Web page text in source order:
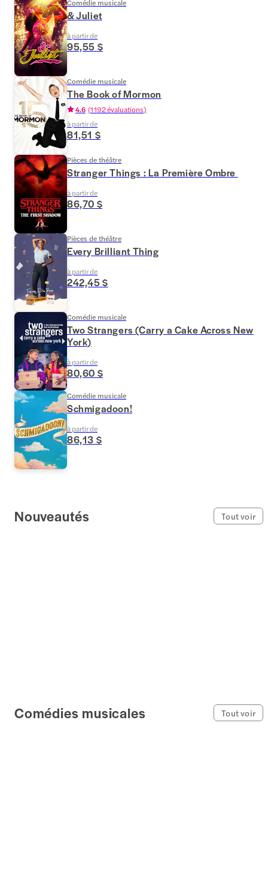
Comédie musicale
& Juliet
à partir de
95,55 $
Comédie musicale
The Book of Mormon
4.6 (1 192 évaluations)
à partir de
81,51 $
Pièces de théâtre
Stranger Things : La Première Ombre
à partir de
86,70 $
Pièces de théâtre
Every Brilliant Thing
à partir de
242,45 $
Comédie musicale
Two Strangers (Carry a Cake Across New
York)
à partir de
80,60 $
Comédie musicale
Schmigadoon!
à partir de
86,13 $
Nouveautés Tout voir
Comédies musicales Tout voir